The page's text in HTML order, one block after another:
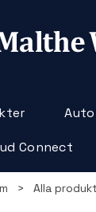
Connect
> Alla